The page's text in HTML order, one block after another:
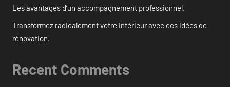
Les avantages d’un accompagnement professionnel.
Transformez radicalement votre intérieur avec ces idées de
rénovation.
Recent Comments